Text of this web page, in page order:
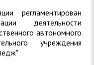
регламентирован
деятельности
автономного
учреждения